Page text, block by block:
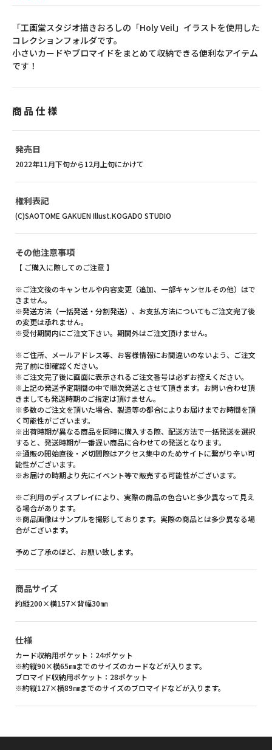
「工画堂スタジオ描きおろしの「Holy Veil」イラストを使用した
コレクションフォルダです。
小さいカードやブロマイドをまとめて収納できる便利なアイテム
です！
商品仕様
発売日
2022年11月下旬から12月上旬にかけて
権利表記
(C)SAOTOME GAKUEN Illust.KOGADO STUDIO
その他注意事項
【 ご購入に際してのご注意 】
※ご注文後のキャンセルや内容変更（追加、一部キャンセルその他）はで
きません。
※発送方法（一括発送・分割発送）、お支払方法についてもご注文完了後
の変更は承れません。
※受付期間内にご注文下さい。期間外はご注文頂けません。
※ご住所、メールアドレス等、お客様情報にお間違いのないよう、ご注文
完了前に御確認ください。
※ご注文完了後に画面に表示されるご注文番号は必ずお控えください。
※上記の発送予定期間の中で順次発送とさせて頂きます。お問い合わせ頂
きましても発送時期のご指定は頂けません。
※多数のご注文を頂いた場合、製造等の都合によりお届けまでお時間を頂
く可能性がございます。
※出荷時期が異なる商品を同時に購入する際、配送方法で一括発送を選択
すると、発送時期が一番遅い商品に合わせての発送となります。
※通販の開始直後・〆切間際はアクセス集中のためサイトに繋がり辛い可
能性がございます。
※お届けの時期より先にイベント等で販売する可能性がございます。
※ご利用のディスプレイにより、実際の商品の色合いと多少異なって見え
る場合があります。
※商品画像はサンプルを撮影しております。実際の商品とは多少異なる場
合がございます。
予めご了承のほど、お願い致します。
商品サイズ
約縦200×横157×背幅30㎜
仕様
カード収納用ポケット：24ポケット
※約縦90×横65㎜までのサイズのカードなどが入ります。
ブロマイド収納用ポケット：28ポケット
※約縦127×横89㎜までのサイズのブロマイドなどが入ります。